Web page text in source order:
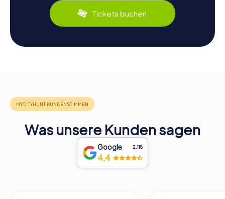
Tickets buchen
Was unsere Kunden sagen
Google 2.118
4,4